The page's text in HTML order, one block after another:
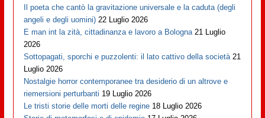
Il poeta che cantò la gravitazione universale e la caduta (degli
angeli e degli uomini) 22 Luglio 2026
E man int la zità, cittadinanza e lavoro a Bologna 21 Luglio
2026
Sottopagati, sporchi e puzzolenti: il lato cattivo della società 21
Luglio 2026
Nostalgie horror contemporanee tra desiderio di un altrove e
riemersioni perturbanti 19 Luglio 2026
Le tristi storie delle morti delle regine 18 Luglio 2026